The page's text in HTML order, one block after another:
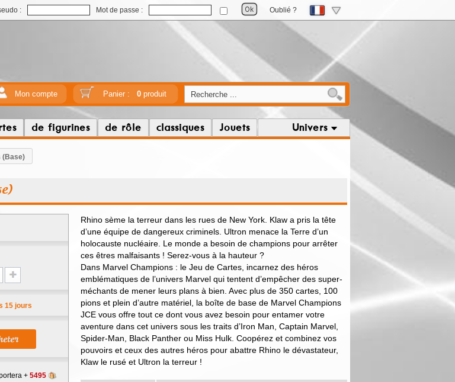
: Mot de passe : Oublié ?
Mon compte Panier : 0produit
de figurines de rôle classiques Jouets Univers
(Base)
15 jours
+ 5495
Rhino sème la terreur dans les rues de New York. Klaw a pris la tête
d’une équipe de dangereux criminels. Ultron menace la Terre d’un
holocauste nucléaire. Le monde a besoin de champions pour arrêter
ces êtres malfaisants ! Serez-vous à la hauteur ?
Dans Marvel Champions : le Jeu de Cartes, incarnez des héros
emblématiques de l’univers Marvel qui tentent d’empêcher des super-
méchants de mener leurs plans à bien. Avec plus de 350 cartes, 100
pions et plein d’autre matériel, la boîte de base de Marvel Champions
JCE vous offre tout ce dont vous avez besoin pour entamer votre
aventure dans cet univers sous les traits d’Iron Man, Captain Marvel,
Spider-Man, Black Panther ou Miss Hulk. Coopérez et combinez vos
pouvoirs et ceux des autres héros pour abattre Rhino le dévastateur,
Klaw le rusé et Ultron la terreur !